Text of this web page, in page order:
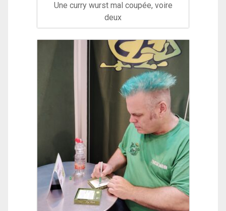
Une curry wurst mal coupée, voire
deux